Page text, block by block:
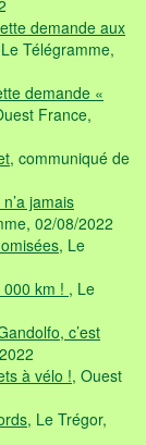
demande aux
Télégramme,
demande «
France,
, communiqué de
jamais
02/08/2022
, Le
km ! , Le
c’est
à vélo !, Ouest
, Le Trégor,